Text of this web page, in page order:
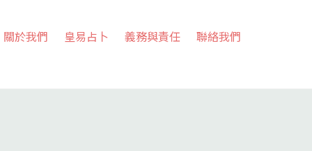
關於我們 皇易占卜 義務與責任 聯絡我們